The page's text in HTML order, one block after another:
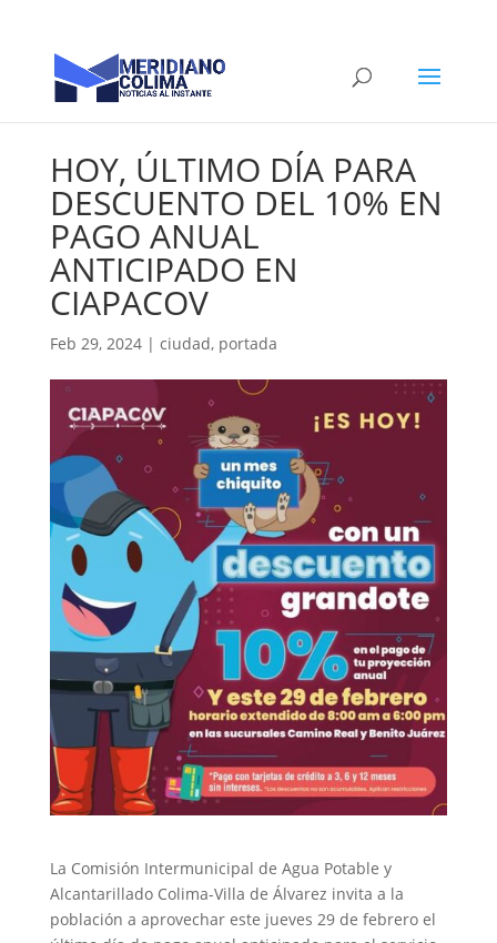
HOY, ÚLTIMO DÍA PARA
DESCUENTO DEL 10% EN
PAGO ANUAL
ANTICIPADO EN
CIAPACOV
Feb 29, 2024| ciudad, portada
La Comisión Intermunicipal de Agua Potable y
Alcantarillado Colima-Villa de Álvarez invita a la
población a aprovechar este jueves 29 de febrero el